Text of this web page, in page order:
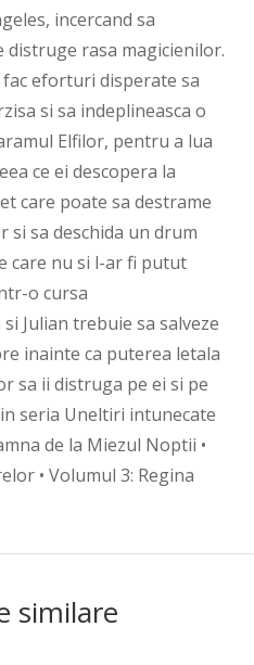
incercand sa
distruge rasa magicienilor.
eforturi disperate sa
si sa indeplineasca o
Elfilor, pentru a lua
ce ei descopera la
care poate sa destrame
si sa deschida un drum
care nu si l-ar fi putut
o cursa
Julian trebuie sa salveze
inainte ca puterea letala
sa ii distruga pe ei si pe
seria Uneltiri intunecate
de la Miezul Noptii •
• Volumul 3: Regina
similare